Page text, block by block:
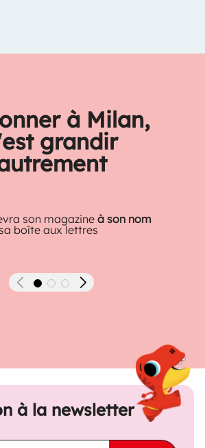
à Milan,
grandir
son magazineà son nom
boîte aux lettres
Précédent Suivant
à la newsletter